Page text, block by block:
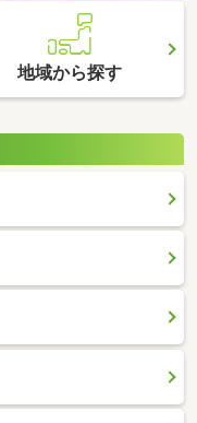
地域から探す